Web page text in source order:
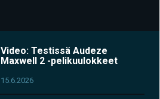
Video: Testissä Audeze
Maxwell 2 -pelikuulokkeet
15.6.2026